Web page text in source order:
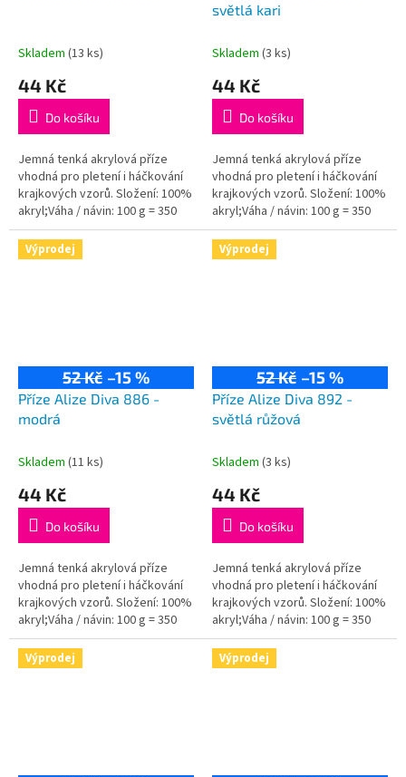
Skladem (13 ks)
44 Kč
Do košíku
Jemná tenká akrylová příze
vhodná pro pletení i háčkování
krajkových vzorů. Složení: 100%
akryl;Váha / návin: 100 g = 350
m;Doporučená velikost jehlic /
háčku: 2,5 - 3,5 / 1-3 mm.
světlá kari
Skladem (3 ks)
44 Kč
Do košíku
Jemná tenká akrylová příze
vhodná pro pletení i háčkování
krajkových vzorů. Složení: 100%
akryl;Váha / návin: 100 g = 350
m;Doporučená velikost jehlic /
háčku: 2,5 - 3,5 / 1-3 mm.
Výprodej
52 Kč –15 %
Příze Alize Diva 886 -
modrá
Skladem (11 ks)
44 Kč
Do košíku
Jemná tenká akrylová příze
vhodná pro pletení i háčkování
krajkových vzorů. Složení: 100%
akryl;Váha / návin: 100 g = 350
m;Doporučená velikost jehlic /
háčku: 2,5 - 3,5 / 1-3 mm.
Výprodej
52 Kč –15 %
Příze Alize Diva 892 -
světlá růžová
Skladem (3 ks)
44 Kč
Do košíku
Jemná tenká akrylová příze
vhodná pro pletení i háčkování
krajkových vzorů. Složení: 100%
akryl;Váha / návin: 100 g = 350
m;Doporučená velikost jehlic /
háčku: 2,5 - 3,5 / 1-3 mm.
Výprodej Výprodej